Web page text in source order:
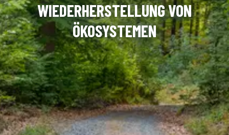
WIEDERHERSTELLUNG VON
ÖKOSYSTEMEN